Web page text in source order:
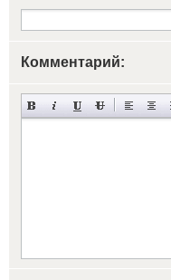
Комментарий: